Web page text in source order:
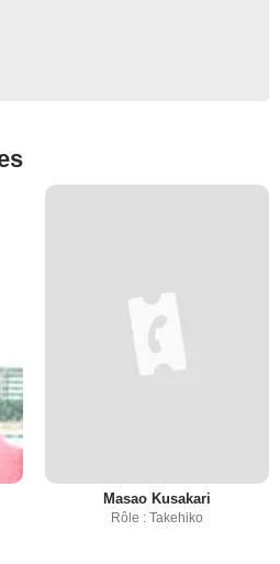
Masao Kusakari
Rôle : Takehiko